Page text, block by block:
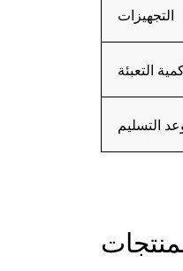
التجهيزات
التعبئة
التسليم